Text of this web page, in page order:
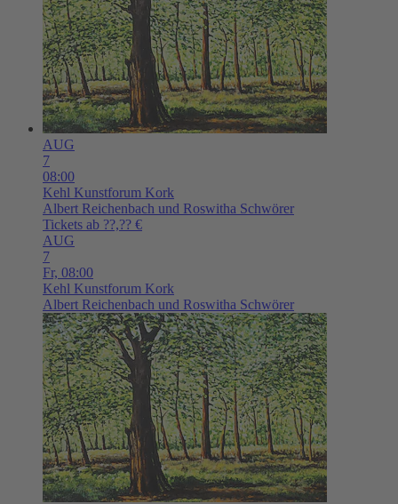
AUG
7
08:00
Kehl Kunstforum Kork
Albert Reichenbach und Roswitha Schwörer
Tickets ab ??,?? €
AUG
7
Fr, 08:00
Kehl Kunstforum Kork
Albert Reichenbach und Roswitha Schwörer